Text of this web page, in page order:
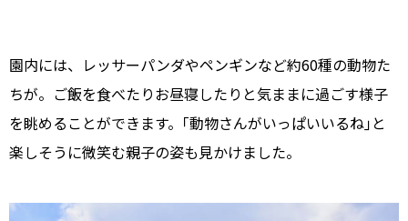
園内には、レッサーパンダやペンギンなど約60種の動物た
ちが。ご飯を食べたりお昼寝したりと気ままに過ごす様子
を眺めることができます。｢動物さんがいっぱいいるね｣と
楽しそうに微笑む親子の姿も見かけました。